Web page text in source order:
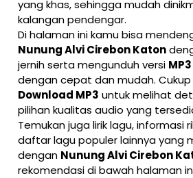
yang khas, sehingga mudah
kalangan pendengar.
Di halaman ini kamu bisa
Nunung Alvi Cirebon Katon
jernih serta mengunduh versi MP3
dengan cepat dan mudah.
Download MP3 untuk melihat
pilihan kualitas audio yang
Temukan juga lirik lagu, informasi
daftar lagu populer lainnya yang
dengan Nunung Alvi Cirebon
rekomendasi di bawah halaman